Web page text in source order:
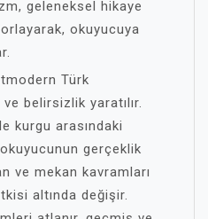
geleneksel hikaye
zorlayarak, okuyucuya
Türk
belirsizlik yaratılır.
kurgu arasındaki
okuyucunun gerçeklik
ve mekan kavramları
altında değişir.